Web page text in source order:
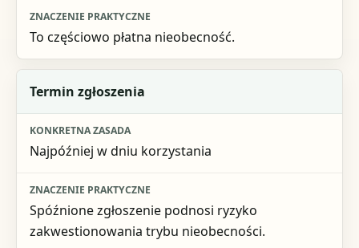
To częściowo płatna nieobecność.
Termin zgłoszenia
Najpóźniej w dniu korzystania
Spóźnione zgłoszenie podnosi ryzyko
zakwestionowania trybu nieobecności.